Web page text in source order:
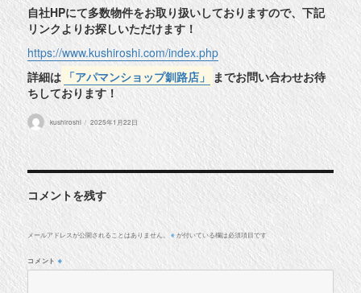
自社HPにて多数物件をお取り扱いしておりますので、下記
リンクよりお探しいただけます！
https://www.kushiroshi.com/index.php
詳細は 「アパマンショップ釧路店」 までお問い合わせお待
ちしております！
投
kushiroshi
投
日:
2025年1月22日
コメントを残す
メールアドレスが公開されることはありません。 ※ が付いている欄は必須項目です
コメント ※